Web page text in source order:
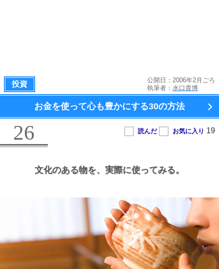
投資
公開日：2006年2月ごろ
執筆者： 水口貴博
お金を使って心も豊かにする30の方法
26
文化のある物を、 実際に使ってみる。